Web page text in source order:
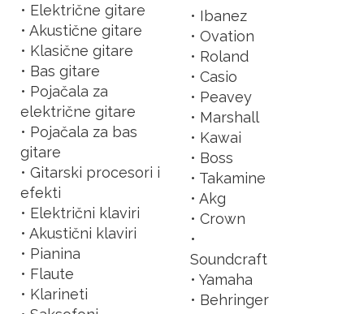
• Električne gitare
• Akustične gitare
• Klasične gitare
• Bas gitare
• Pojačala za
električne gitare
• Pojačala za bas
gitare
• Gitarski procesori i
efekti
• Električni klaviri
• Akustični klaviri
• Pianina
• Flaute
• Klarineti
• Ibanez
• Ovation
• Roland
• Casio
• Peavey
• Marshall
• Kawai
• Boss
• Takamine
• Akg
• Crown
•
Soundcraft
• Yamaha
• Behringer